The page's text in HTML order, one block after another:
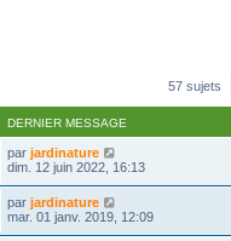
57 sujets
DERNIER MESSAGE
par jardinature
dim. 12 juin 2022, 16:13
par jardinature
mar. 01 janv. 2019, 12:09